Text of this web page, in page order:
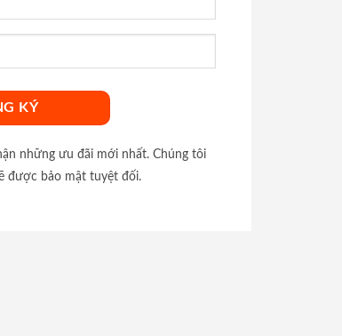
những ưu đãi mới nhất. Chúng tôi
được bảo mật tuyệt đối.